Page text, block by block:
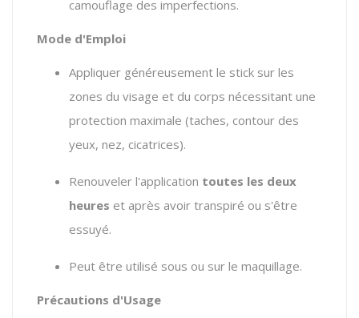
camouflage des imperfections.
Mode d'Emploi
Appliquer généreusement le stick sur les
zones du visage et du corps nécessitant une
protection maximale (taches, contour des
yeux, nez, cicatrices).
Renouveler l'application toutes les deux
heures et après avoir transpiré ou s'être
essuyé.
Peut être utilisé sous ou sur le maquillage.
Précautions d'Usage